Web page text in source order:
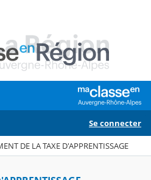
Se connecter
DE LA TAXE D'APPRENTISSAGE